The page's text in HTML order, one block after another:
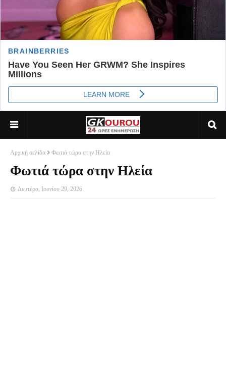
Αρχική σελίδα Φωτιά τώρα στην Ηλεία
Φωτιά τώρα στην Ηλεία
Δευτέρα, Ιουνίου 29, 2026